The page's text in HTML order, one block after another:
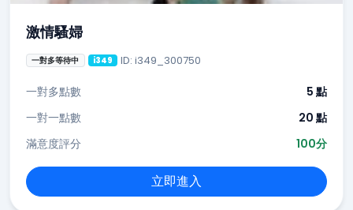
激情騷婦
一對多等待中 i349 ID: i349_300750
一對多點數
5 點
一對一點數
20 點
滿意度評分
100分
立即進入